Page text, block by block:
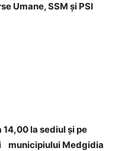
Umane, SSM și PSI
la sediul și pe
municipiului Medgidia